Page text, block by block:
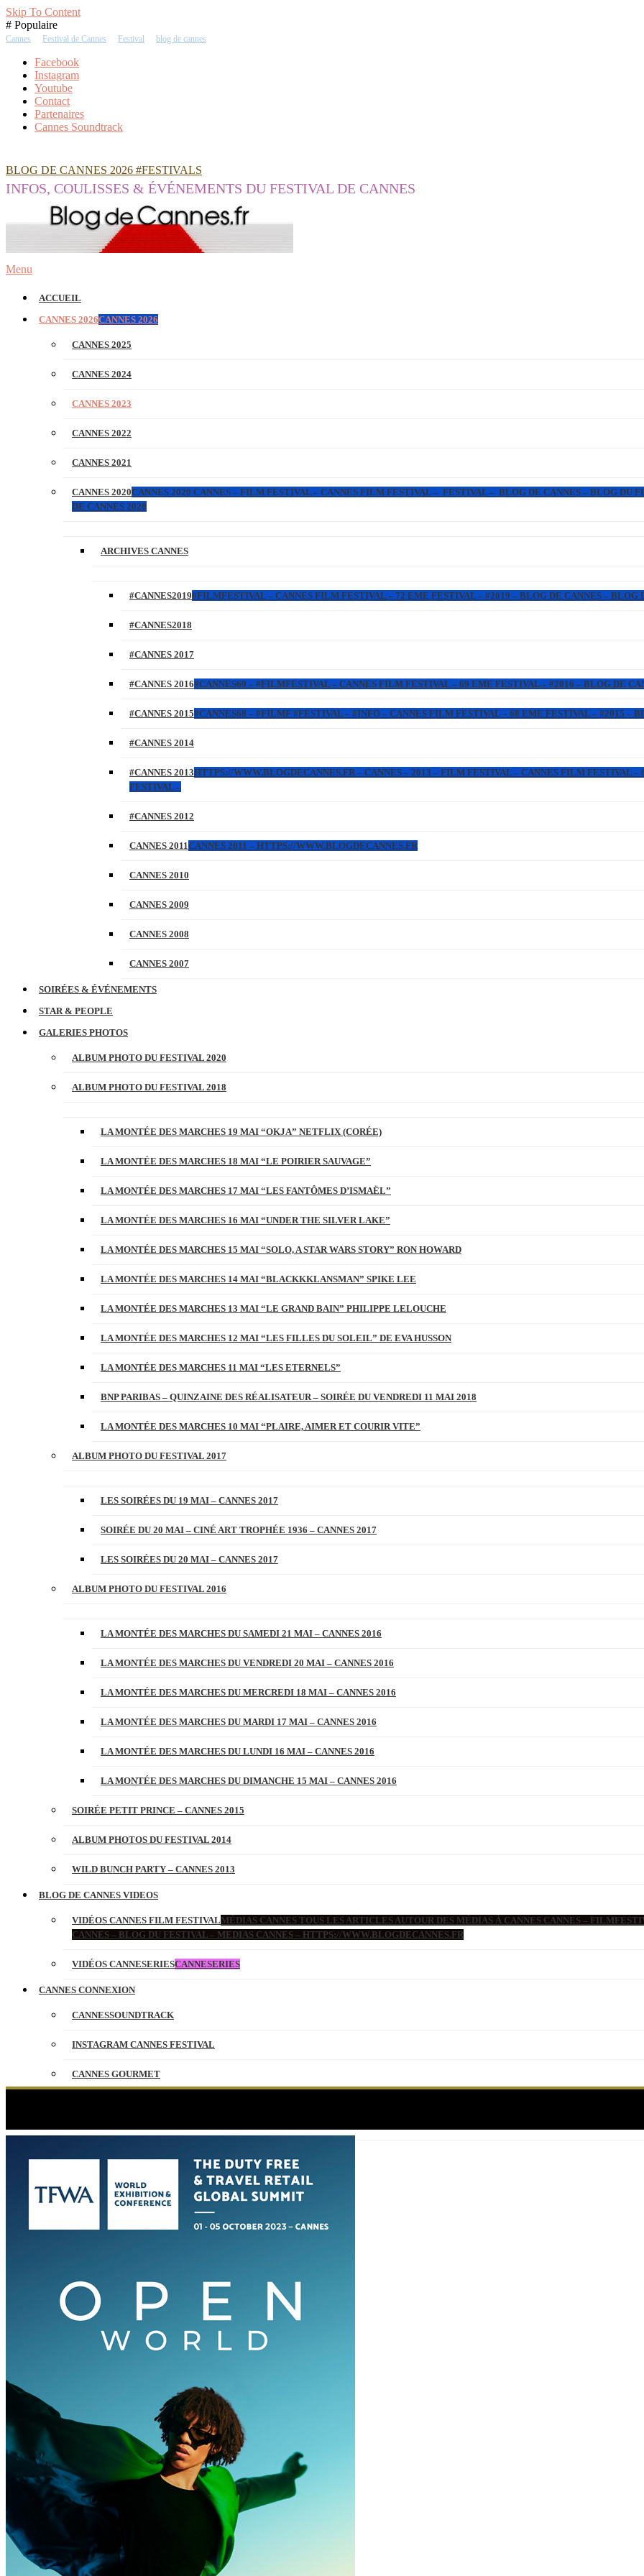
Skip To Content
# Populaire
Cannes Festival de Cannes Festival blog de cannes
Facebook
Instagram
Youtube
Contact
Partenaires
Cannes Soundtrack
BLOG DE CANNES 2026 #FESTIVALS
INFOS, COULISSES & ÉVÉNEMENTS DU FESTIVAL DE CANNES
Menu
ACCUEIL
CANNES 2026CANNES 2026
CANNES 2025
CANNES 2024
CANNES 2023
CANNES 2022
CANNES 2021
CANNES 2020CANNES 2020 CANNES – FILM FESTIVAL – CANNES FILM FESTIVAL – FESTIVAL – BLOG DE CANNES – BLOG DU
DE CANNES 2020
ARCHIVES CANNES
#CANNES2019#FILMFESTIVAL – CANNES FILM FESTIVAL – 72 EME FESTIVAL – #2019 – BLOG DE CANNES – BLOG
#CANNES2018
#CANNES 2017
#CANNES 2016#CANNES69 – #FILMFESTIVAL – CANNES FILM FESTIVAL – 69 EME FESTIVAL – #2016 – BLOG DE
#CANNES 2015#CANNES68 – #FILMF #FESTIVAL – #INFO – CANNES FILM FESTIVAL – 68 EME FESTIVAL – #2015 –
#CANNES 2014
#CANNES 2013HTTPS://WWW.BLOGDECANNES.FR – CANNES – 2013 – FILM FESTIVAL – CANNES FILM FESTIVAL
FESTIVAL –
#CANNES 2012
CANNES 2011CANNES 2011 – HTTPS://WWW.BLOGDECANNES.FR
CANNES 2010
CANNES 2009
CANNES 2008
CANNES 2007
SOIRÉES & ÉVÉNEMENTS
STAR & PEOPLE
GALERIES PHOTOS
ALBUM PHOTO DU FESTIVAL 2020
ALBUM PHOTO DU FESTIVAL 2018
LA MONTÉE DES MARCHES 19 MAI “OKJA” NETFLIX (CORÉE)
LA MONTÉE DES MARCHES 18 MAI “LE POIRIER SAUVAGE”
LA MONTÉE DES MARCHES 17 MAI “LES FANTÔMES D’ISMAËL”
LA MONTÉE DES MARCHES 16 MAI “UNDER THE SILVER LAKE”
LA MONTÉE DES MARCHES 15 MAI “SOLO, A STAR WARS STORY” RON HOWARD
LA MONTÉE DES MARCHES 14 MAI “BLACKKKLANSMAN” SPIKE LEE
LA MONTÉE DES MARCHES 13 MAI “LE GRAND BAIN” PHILIPPE LELOUCHE
LA MONTÉE DES MARCHES 12 MAI “LES FILLES DU SOLEIL” DE EVA HUSSON
LA MONTÉE DES MARCHES 11 MAI “LES ETERNELS”
BNP PARIBAS – QUINZAINE DES RÉALISATEUR – SOIRÉE DU VENDREDI 11 MAI 2018
LA MONTÉE DES MARCHES 10 MAI “PLAIRE, AIMER ET COURIR VITE”
ALBUM PHOTO DU FESTIVAL 2017
LES SOIRÉES DU 19 MAI – CANNES 2017
SOIRÉE DU 20 MAI – CINÉ ART TROPHÉE 1936 – CANNES 2017
LES SOIRÉES DU 20 MAI – CANNES 2017
ALBUM PHOTO DU FESTIVAL 2016
LA MONTÉE DES MARCHES DU SAMEDI 21 MAI – CANNES 2016
LA MONTÉE DES MARCHES DU VENDREDI 20 MAI – CANNES 2016
LA MONTÉE DES MARCHES DU MERCREDI 18 MAI – CANNES 2016
LA MONTÉE DES MARCHES DU MARDI 17 MAI – CANNES 2016
LA MONTÉE DES MARCHES DU LUNDI 16 MAI – CANNES 2016
LA MONTÉE DES MARCHES DU DIMANCHE 15 MAI – CANNES 2016
SOIRÉE PETIT PRINCE – CANNES 2015
ALBUM PHOTOS DU FESTIVAL 2014
WILD BUNCH PARTY – CANNES 2013
BLOG DE CANNES VIDEOS
VIDÉOS CANNES FILM FESTIVALMÉDIAS CANNES TOUS LES ARTICLES AUTOUR DES MÉDIAS À CANNES CANNES –
CANNES – BLOG DU FESTIVAL – MEDIAS CANNES – HTTPS://WWW.BLOGDECANNES.FR
VIDÉOS CANNESERIESCANNESERIES
CANNES CONNEXION
CANNESSOUNDTRACK
INSTAGRAM CANNES FESTIVAL
CANNES GOURMET